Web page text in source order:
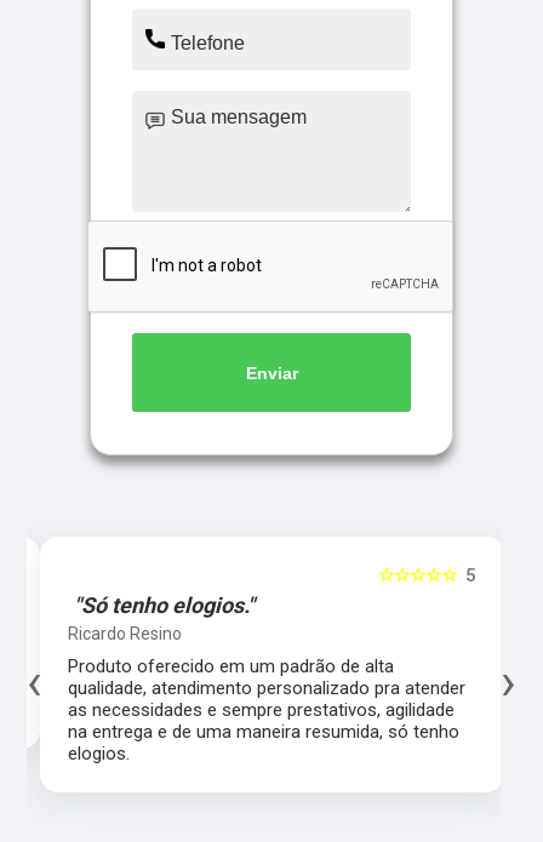
Enviar
5
☆☆☆☆☆
"Só tenho elogios."
Ricardo Resino
Produto oferecido em um padrão de alta
qualidade, atendimento personalizado pra atender
as necessidades e sempre prestativos, agilidade
na entrega e de uma maneira resumida, só tenho
elogios.
‹ ›